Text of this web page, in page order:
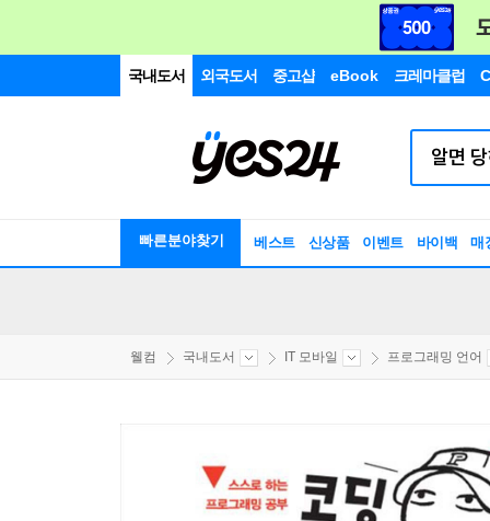
국내도서 외국도서 중고샵 eBook 크레마클럽
빠른분야찾기 베스트 신상품 이벤트 바이백 매
웰컴 국내도서 IT 모바일 프로그래밍 언어